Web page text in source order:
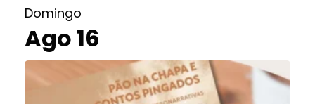
Domingo
Ago 16